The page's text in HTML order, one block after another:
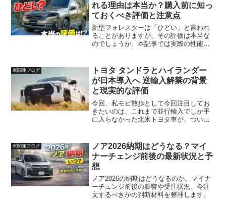
れる理由は本当か？購入前に知っ
ておくべき評価と注意点
新型フォレスターは「ひどい」と言われ
ることがありますが、その評価は本当な
のでしょうか。本記事では実際の性能や
購入前に知っておきたい注意点をわかり
やすく解説します。
車関連ブログ
トヨタ タンドラとハイランダー
が日本導入へ 逆輸入解禁の背景
と現実的な評価
今回、私モビ散歩として今回注目してお
きたいのは、これまで並行輸入でしか手
に入らなかった北米トヨタ車が、ついに
が対象となり、背景には単なる商品戦略
ではなく、制度や政治的な...
車関連ブログ
ノア2026納期はどうなる？マイ
ナーチェンジ前後の最新状況と予
想
ノア2026の納期はどうなるのか。マイナ
ーチェンジ前後の影響や受注状況、今注
文するべきかの判断材料を整理します。